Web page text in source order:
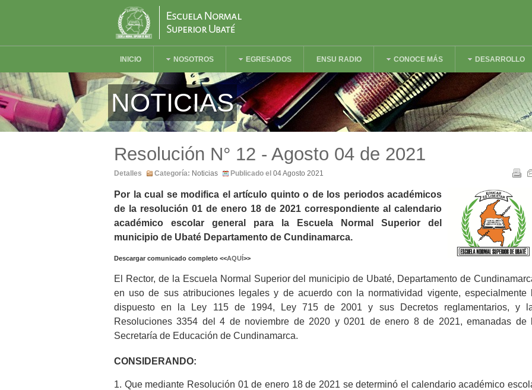
INICIO NOSOTROS EGRESADOS ENSU RADIO CONOCE MÁS DESARROLLO
NOTICIAS
Resolución N° 12 - Agosto 04 de 2021
Detalles Categoría: Noticias Publicado el 04 Agosto 2021
Por la cual se modifica el artículo quinto o de los periodos académicos
de la resolución 01 de enero 18 de 2021 correspondiente al calendario
académico escolar general para la Escuela Normal Superior del
municipio de Ubaté Departamento de Cundinamarca.
Descargar comunicado completo <<AQUÍ>>
El Rector, de la Escuela Normal Superior del municipio de Ubaté, Departamento de
en uso de sus atribuciones legales y de acuerdo con la normatividad vigente, especialmente
dispuesto en la Ley 115 de 1994, Ley 715 de 2001 y sus Decretos reglamentarios, y
Resoluciones 3354 del 4 de noviembre de 2020 y 0201 de enero 8 de 2021, emanadas de
Secretaría de Educación de Cundinamarca.
CONSIDERANDO:
1. Que mediante Resolución 01 de enero 18 de 2021 se determinó el calendario académico